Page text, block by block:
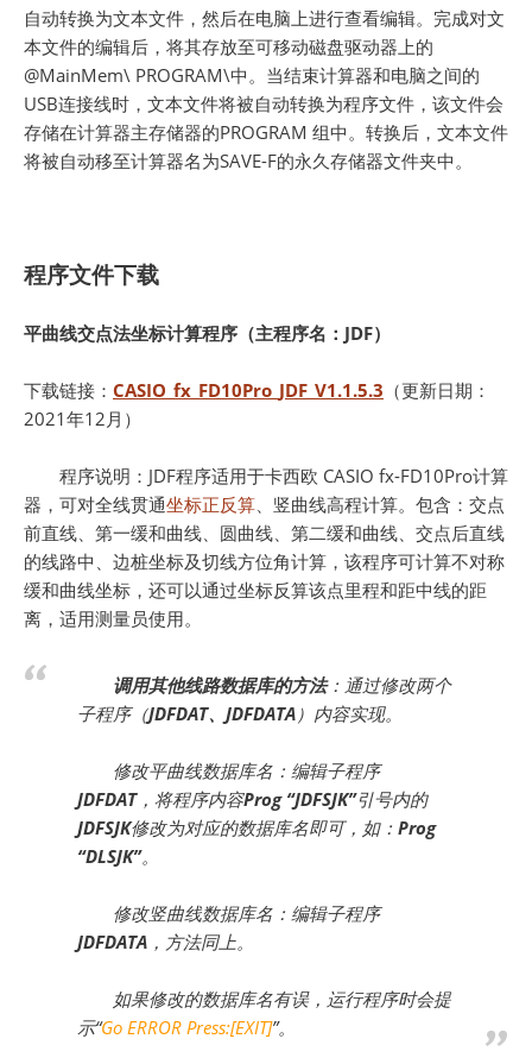
自动转换为文本文件，然后在电脑上进行查看编辑。完成对文
本文件的编辑后，将其存放至可移动磁盘驱动器上的
@MainMem\ PROGRAM\中。当结束计算器和电脑之间的
USB连接线时，文本文件将被自动转换为程序文件，该文件会
存储在计算器主存储器的PROGRAM 组中。转换后，文本文件
将被自动移至计算器名为SAVE-F的永久存储器文件夹中。
程序文件下载
平曲线交点法坐标计算程序（主程序名：JDF）
下载链接： CASIO_fx_FD10Pro_JDF_V1.1.5.3 （更新日期：
2021年12月）
程序说明：JDF程序适用于卡西欧 CASIO fx-FD10Pro计算
器，可对全线贯通坐标正反算、竖曲线高程计算。包含：交点
前直线、第一缓和曲线、圆曲线、第二缓和曲线、交点后直线
的线路中、边桩坐标及切线方位角计算，该程序可计算不对称
缓和曲线坐标，还可以通过坐标反算该点里程和距中线的距
离，适用测量员使用。
调用其他线路数据库的方法：通过修改两个
子程序（JDFDAT、JDFDATA ）内容实现。
修改平曲线数据库名：编辑子程序
JDFDAT，将程序内容Prog “JDFSJK”引号内的
JDFSJK修改为对应的数据库名即可，如： Prog
“DLSJK”。
修改竖曲线数据库名：编辑子程序
JDFDATA ，方法同上。
如果修改的数据库名有误，运行程序时会提
示“Go ERROR Press:[EXIT]”。